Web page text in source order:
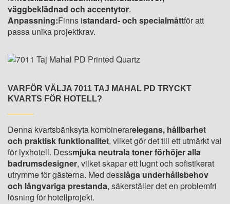
väggbeklädnad och accentytor.
Anpassning:Finns istandard- och specialmåttför att
passa unika projektkrav.
VARFÖR VÄLJA 7011 TAJ MAHAL PD TRYCKT
KVARTS FÖR HOTELL?
Denna kvartsbänksyta kombinerarelegans, hållbarhet
och praktisk funktionalitet, vilket gör det till ett utmärkt val
för lyxhotell. Dessmjuka neutrala toner förhöjer alla
badrumsdesigner, vilket skapar ett lugnt och sofistikerat
utrymme för gästerna. Med desslåga underhållsbehov
och långvariga prestanda, säkerställer det en problemfri
lösning för hotellprojekt.